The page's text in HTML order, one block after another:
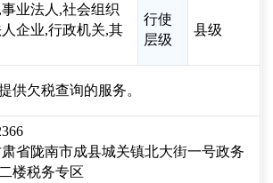
业法人,社会组织
企业,行政机关,其
行使
层级
县级
供欠税查询的服务。
省陇南市成县城关镇北大街一号政务
楼税务专区